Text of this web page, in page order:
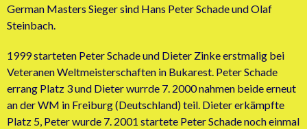
German Masters Sieger sind Hans Peter Schade und Olaf
Steinbach.
1999 starteten Peter Schade und Dieter Zinke erstmalig bei
Veteranen Weltmeisterschaften in Bukarest. Peter Schade
errang Platz 3 und Dieter wurrde 7. 2000 nahmen beide erneut
an der WM in Freiburg (Deutschland) teil. Dieter erkämpfte
Platz 5, Peter wurde 7. 2001 startete Peter Schade noch einmal